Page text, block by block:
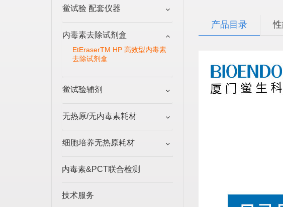
产品目录
鲎试验 配套仪器
内毒素去除试剂盒
EtEraserTM HP 高效型内毒素
去除试剂盒
鲎试验辅剂
无热原/无内毒素耗材
细胞培养无热原耗材
内毒素&PCT联合检测
技术服务